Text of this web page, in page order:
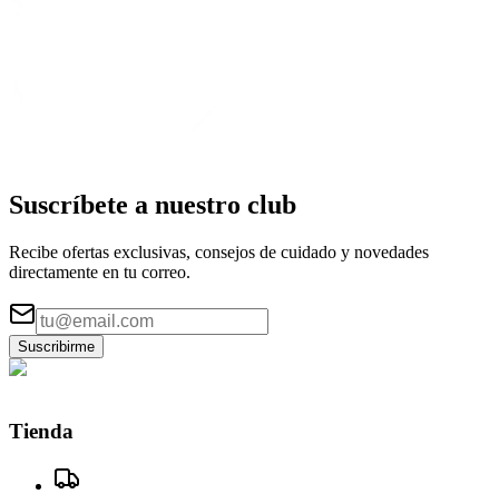
Suscríbete a nuestro club
Recibe ofertas exclusivas, consejos de cuidado y novedades
directamente en tu correo.
Suscribirme
Tienda